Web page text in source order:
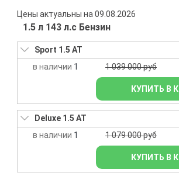
Цены актуальны на 09.08.2026
1.5 л 143 л.с Бензин
Sport 1.5 AT
1
1 039 000 руб
КУПИТЬ В
Deluxe 1.5 AT
1
1 079 000 руб
КУПИТЬ В